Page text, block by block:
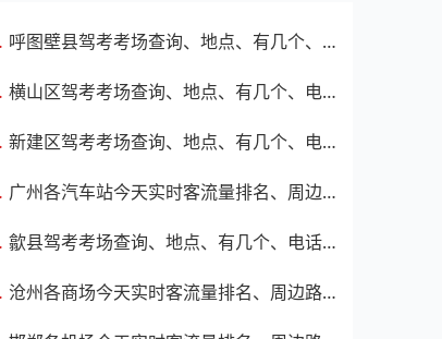
呼图壁县驾考考场查询、地点、有几个、电话、上班时间
横山区驾考考场查询、地点、有几个、电话、上班时间
新建区驾考考场查询、地点、有几个、电话、上班时间
广州各汽车站今天实时客流量排名、周边路况
歙县驾考考场查询、地点、有几个、电话、上班时间
沧州各商场今天实时客流量排名、周边路况